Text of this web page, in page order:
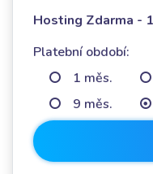
Hosting Zdarma -
Platební období:
1 měs.
9 měs.